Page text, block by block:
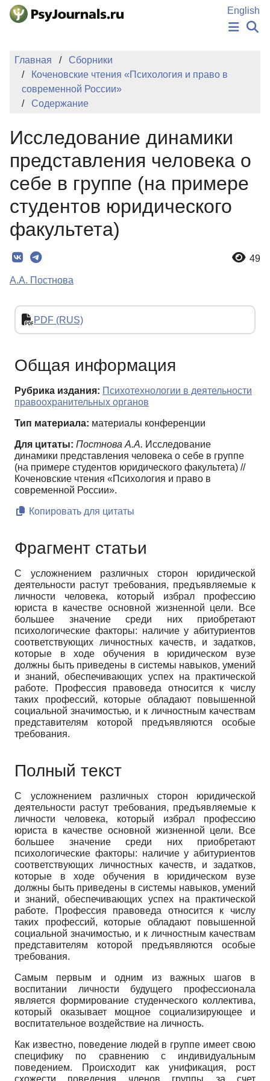
Перейти к основному содержанию
English
НОВОСТИ
ИЗДАНИЯ
Регистрация
Вход
Главная
Сборники
Коченовские чтения «Психология и право в
современной России»
Содержание
Исследование динамики
представления человека о
себе в группе (на примере
студентов юридического
факультета)
49
А.А. Постнова
PDF (RUS)
Общая информация
Рубрика издания: Психотехнологии в деятельности
правоохранительных органов
Тип материала: материалы конференции
Для цитаты: Постнова А.А. Исследование
динамики представления человека о себе в группе
(на примере студентов юридического факультета) //
Коченовские чтения «Психология и право в
современной России».
Копировать для цитаты
Фрагмент статьи
С усложнением различных сторон юридической
деятельности растут требования, предъявляемые к
личности человека, который избрал профессию
юриста в качестве основной жизненной цели. Все
большее значение среди них приобретают
психологические факторы: наличие у абитуриентов
соответствующих личностных качеств, и задатков,
которые в ходе обучения в юридическом вузе
должны быть приведены в системы навыков, умений
и знаний, обеспечивающих успех на практической
работе. Профессия правоведа относится к числу
таких профессий, которые обладают повышенной
социальной значимостью, и к личностным качествам
представителям которой предъявляются особые
требования.
Полный текст
С усложнением различных сторон юридической
деятельности растут требования, предъявляемые к
личности человека, который избрал профессию
юриста в качестве основной жизненной цели. Все
большее значение среди них приобретают
психологические факторы: наличие у абитуриентов
соответствующих личностных качеств, и задатков,
которые в ходе обучения в юридическом вузе
должны быть приведены в системы навыков, умений
и знаний, обеспечивающих успех на практической
работе. Профессия правоведа относится к числу
таких профессий, которые обладают повышенной
социальной значимостью, и к личностным качествам
представителям которой предъявляются особые
требования.
Самым первым и одним из важных шагов в
воспитании личности будущего профессионала
является формирование студенческого коллектива,
который оказывает мощное социализирующее и
воспитательное воздействие на личность.
Как известно, поведение людей в группе имеет свою
специфику по сравнению с индивидуальным
поведением. Происходит как унификация, рост
схожести поведения членов группы за счет